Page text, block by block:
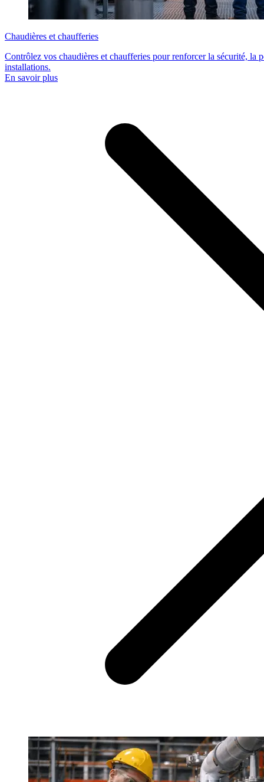
Chaudières et chaufferies
Contrôlez vos chaudières et chaufferies pour renforcer la sécurité, la
installations.
En savoir plus